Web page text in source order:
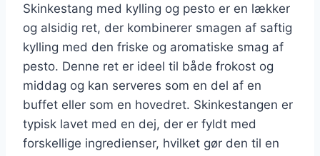
Skinkestang med kylling og pesto er en lækker
og alsidig ret, der kombinerer smagen af saftig
kylling med den friske og aromatiske smag af
pesto. Denne ret er ideel til både frokost og
middag og kan serveres som en del af en
buffet eller som en hovedret. Skinkestangen er
typisk lavet med en dej, der er fyldt med
forskellige ingredienser, hvilket gør den til en